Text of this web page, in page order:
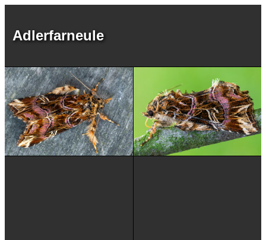
Adlerfarneule